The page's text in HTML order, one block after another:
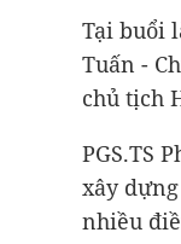
Tại buổi
Tuấn -
chủ tịch
PGS.TS
xây
nhiều